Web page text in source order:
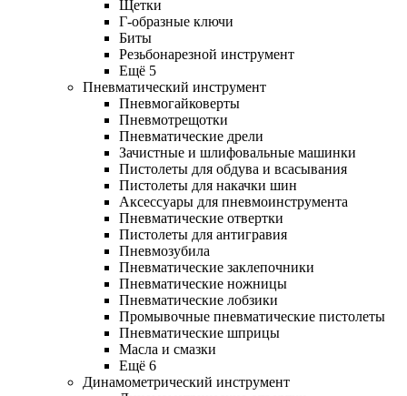
Щетки
Г-образные ключи
Биты
Резьбонарезной инструмент
Ещё 5
Пневматический инструмент
Пневмогайковерты
Пневмотрещотки
Пневматические дрели
Зачистные и шлифовальные машинки
Пистолеты для обдува и всасывания
Пистолеты для накачки шин
Аксессуары для пневмоинструмента
Пневматические отвертки
Пистолеты для антигравия
Пневмозубила
Пневматические заклепочники
Пневматические ножницы
Пневматические лобзики
Промывочные пневматические пистолеты
Пневматические шприцы
Масла и смазки
Ещё 6
Динамометрический инструмент